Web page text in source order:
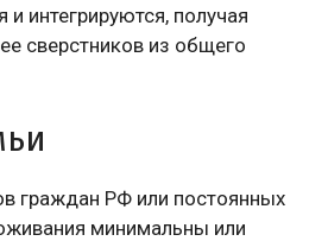
интегрируются, получая
сверстников из общего
граждан РФ или постоянных
минимальны или